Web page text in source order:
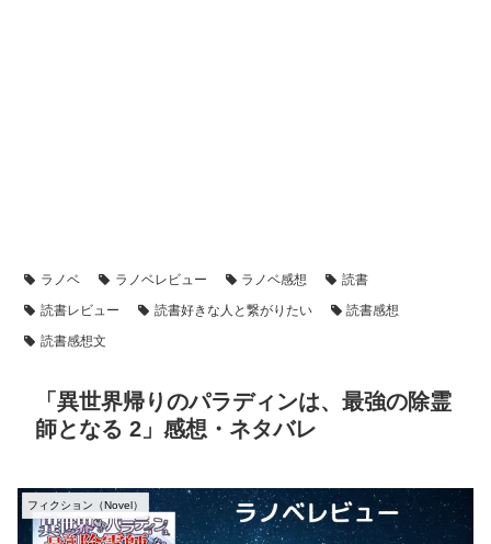
ラノベ ラノベレビュー ラノベ感想
読書
読書レビュー
読書好きな人と繋がりたい
読書感想
読書感想文
「異世界帰りのパラディンは、最強の除霊
師となる 2」感想・ネタバレ
フィクション（Novel）